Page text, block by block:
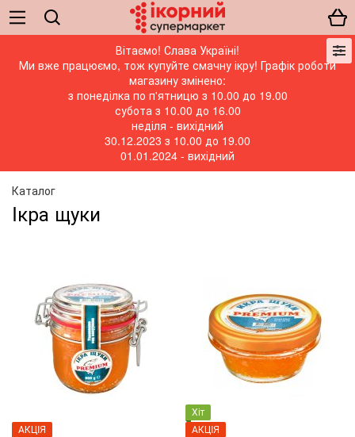
Вітаємо! Слава Україні!
Ми вже працюємо, тож купуйте смачну ікру! Графік роботи
магазину змінено:
з понеділка по п'ятницю з 10.00 до 19.00
субота з 10.00 до 16.00
неділя - вихідний
30.12.2023 з 10.00 до 19.00
01.01.2024 - вихідний
Каталог
Iкра щуки
АКЦIЯ
Хіт
АКЦIЯ